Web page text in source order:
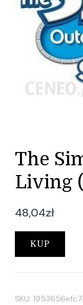
The
Living
48,04zł
KUP
SKU: